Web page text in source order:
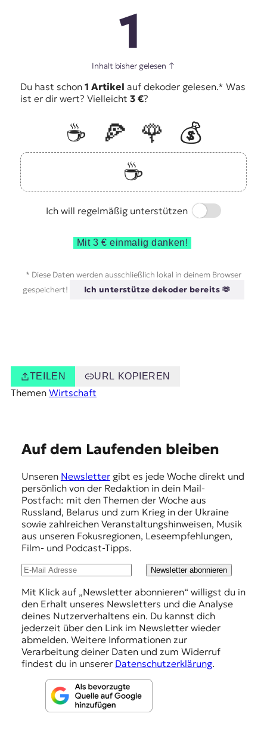
1
Inhalt bisher gelesen ↑
Du hast schon 1 Artikel auf dekoder gelesen.* Was
ist er dir wert? Vielleicht 3 €?
☕️ 🍕 🌹
💰
☕️
Ich will regelmäßig unterstützen
Switch
Mit 3 € einmalig danken!
* Diese Daten werden ausschließlich lokal in deinem Browser
gespeichert!
Ich unterstütze dekoder bereits 🫶
TEILEN URL KOPIEREN
Themen Wirtschaft
Auf dem Laufenden bleiben
Unseren Newslettergibt es jede Woche direkt und
persönlich von der Redaktion in dein Mail-
Postfach: mit den Themen der Woche aus
Russland, Belarus und zum Krieg in der Ukraine
sowie zahlreichen Veranstaltungshinweisen, Musik
aus unseren Fokusregionen, Leseempfehlungen,
Film- und Podcast-Tipps.
Newsletter abonnieren
Mit Klick auf „Newsletter abonnieren“ willigst du in
den Erhalt unseres Newsletters und die Analyse
deines Nutzerverhaltens ein. Du kannst dich
jederzeit über den Link im Newsletter wieder
abmelden. Weitere Informationen zur
Verarbeitung deiner Daten und zum Widerruf
findest du in unserer Datenschutzerklärung.